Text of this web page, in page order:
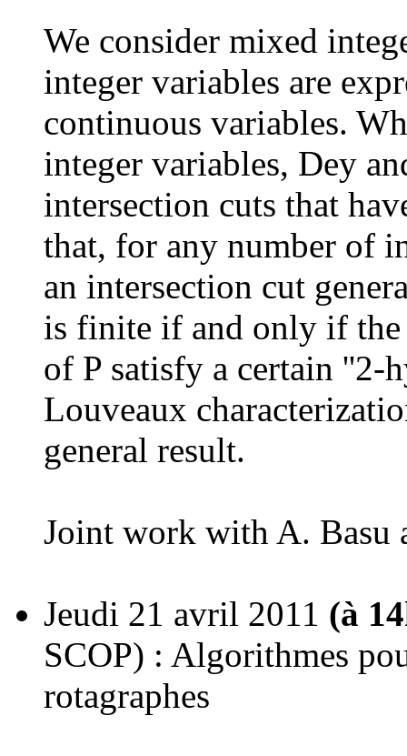
We consider mixed
integer variables are
continuous variables.
integer variables, Dey
intersection cuts that
that, for any number of
an intersection cut
is finite if and only if the
of P satisfy a certain ''2-
Louveaux
general result.
Joint work with A. Basu
Jeudi 21 avril 2011 (à
SCOP) : Algorithmes
rotagraphes